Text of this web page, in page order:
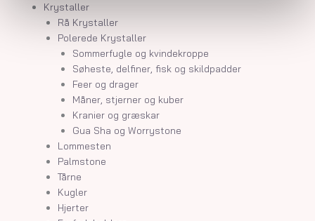
Krystaller
Rå Krystaller
Polerede Krystaller
Sommerfugle og kvindekroppe
Søheste, delfiner, fisk og skildpadder
Feer og drager
Måner, stjerner og kuber
Kranier og græskar
Gua Sha og Worrystone
Lommesten
Palmstone
Tårne
Kugler
Hjerter